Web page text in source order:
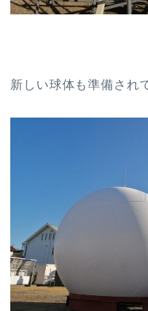
新しい球体も準備され